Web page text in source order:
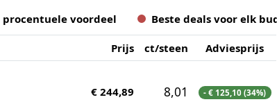
procentuele voordeel Beste deals voor elk
Prijs ct/steen Adviesprijs
€ 244,89 8,01 - € 125,10 (34%)